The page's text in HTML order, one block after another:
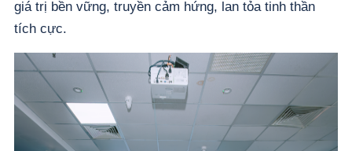
giá trị bền vững, truyền cảm hứng, lan tỏa tinh thần
tích cực.